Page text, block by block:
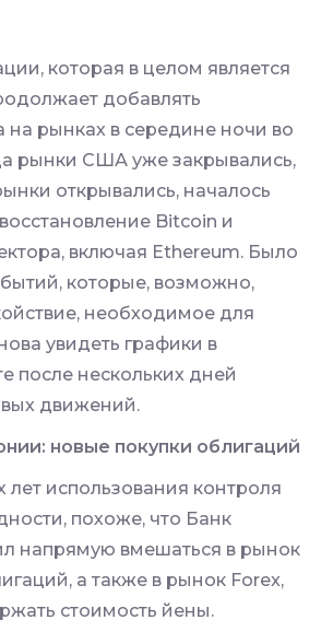
которая в целом является
добавлять
на рынках в середине ночи во
рынки США уже закрывались,
открывались, началось
Bitcoin и
включая Ethereum. Было
которые, возможно,
необходимое для
увидеть графики в
после нескольких дней
движений.
новые покупки облигаций
лет использования контроля
похоже, что Банк
напрямую вмешаться в рынок
а также в рынок Forex,
стоимость йены.